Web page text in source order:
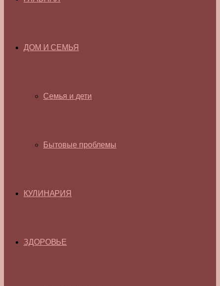
ДОМ И СЕМЬЯ
Семья и дети
Бытовые проблемы
КУЛИНАРИЯ
ЗДОРОВЬЕ